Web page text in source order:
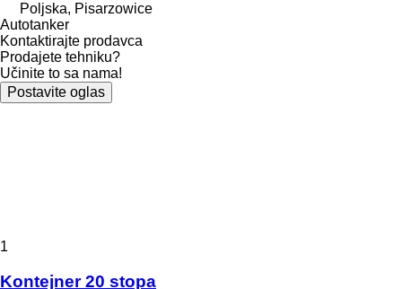
Poljska, Pisarzowice
Autotanker
Kontaktirajte prodavca
Prodajete tehniku?
Učinite to sa nama!
Postavite oglas
1
Kontejner 20 stopa